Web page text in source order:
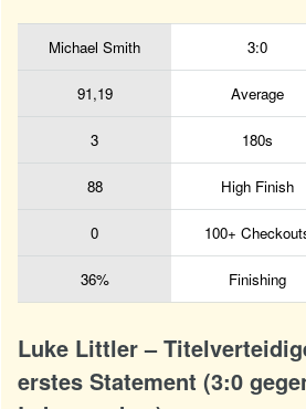
Michael Smith 3:0
91,19 Average
3 180s
88 High Finish
0 100+
36% Finishing
Luke Littler –
erstes Statement (3:0